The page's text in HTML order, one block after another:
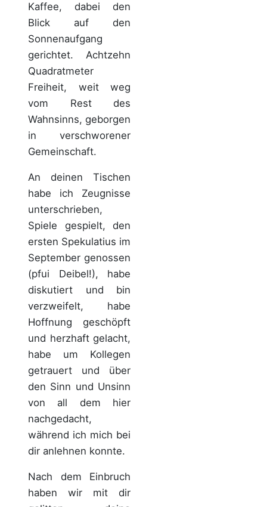
Kaffee, dabei den
Blick auf den
Sonnenaufgang
gerichtet. Achtzehn
Quadratmeter
Freiheit, weit weg
vom Rest des
Wahnsinns, geborgen
in verschworener
Gemeinschaft.
An deinen Tischen
habe ich Zeugnisse
unterschrieben,
Spiele gespielt, den
ersten Spekulatius im
September genossen
(pfui Deibel!), habe
diskutiert und bin
verzweifelt, habe
Hoffnung geschöpft
und herzhaft gelacht,
habe um Kollegen
getrauert und über
den Sinn und Unsinn
von all dem hier
nachgedacht,
während ich mich bei
dir anlehnen konnte.
Nach dem Einbruch
haben wir mit dir